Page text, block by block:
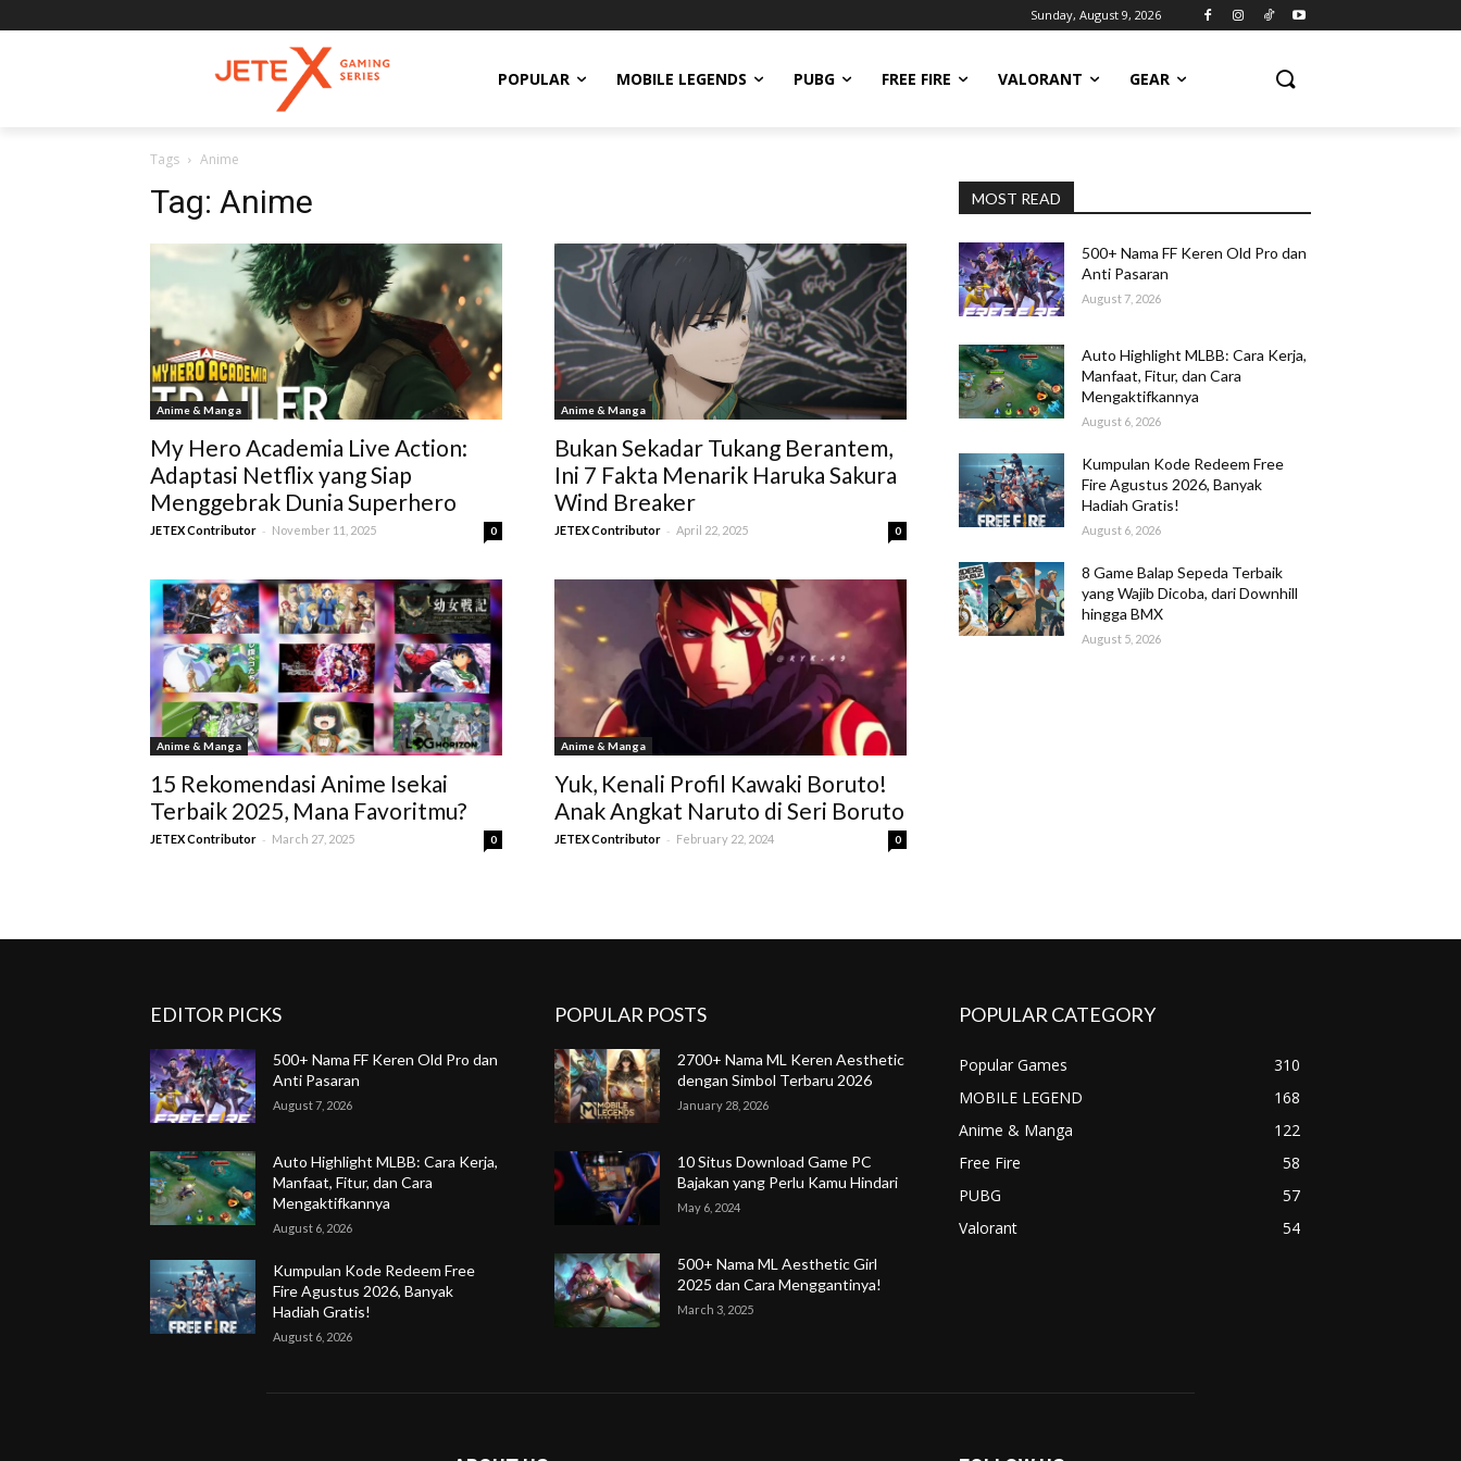
Sunday, August 9, 2026
POPULAR MOBILE LEGENDS PUBG FREE FIRE VALORANT GEAR
Tags Anime
Tag: Anime
Anime & Manga
My Hero Academia Live Action:
Adaptasi Netflix yang Siap
Menggebrak Dunia Superhero
JETEX Contributor - November 11, 2025 0
Anime & Manga
Bukan Sekadar Tukang Berantem,
Ini 7 Fakta Menarik Haruka Sakura
Wind Breaker
JETEX Contributor - April 22, 2025 0
Anime & Manga
15 Rekomendasi Anime Isekai
Terbaik 2025, Mana Favoritmu?
JETEX Contributor - March 27, 2025 0
Anime & Manga
Yuk, Kenali Profil Kawaki Boruto!
Anak Angkat Naruto di Seri Boruto
JETEX Contributor - February 22, 2024 0
MOST READ
500+ Nama FF Keren Old Pro dan
Anti Pasaran
August 7, 2026
Auto Highlight MLBB: Cara Kerja,
Manfaat, Fitur, dan Cara
Mengaktifkannya
August 6, 2026
Kumpulan Kode Redeem Free
Fire Agustus 2026, Banyak
Hadiah Gratis!
August 6, 2026
8 Game Balap Sepeda Terbaik
yang Wajib Dicoba, dari Downhill
hingga BMX
August 5, 2026
EDITOR PICKS
500+ Nama FF Keren Old Pro dan
Anti Pasaran
August 7, 2026
Auto Highlight MLBB: Cara Kerja,
Manfaat, Fitur, dan Cara
Mengaktifkannya
August 6, 2026
Kumpulan Kode Redeem Free
Fire Agustus 2026, Banyak
Hadiah Gratis!
August 6, 2026
POPULAR POSTS
2700+ Nama ML Keren Aesthetic
dengan Simbol Terbaru 2026
January 28, 2026
10 Situs Download Game PC
Bajakan yang Perlu Kamu Hindari
May 6, 2024
500+ Nama ML Aesthetic Girl
2025 dan Cara Menggantinya!
March 3, 2025
POPULAR CATEGORY
Popular Games
310
MOBILE LEGEND
168
Anime & Manga
122
Free Fire
58
PUBG
57
Valorant
54